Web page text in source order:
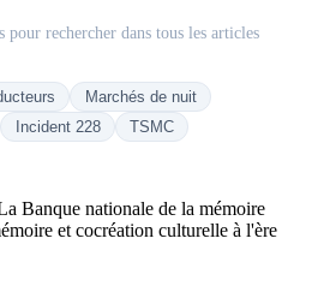
pour rechercher dans tous les articles
Marchés de nuit
Incident 228
TSMC
Banque nationale de la mémoire
et cocréation culturelle à l'ère